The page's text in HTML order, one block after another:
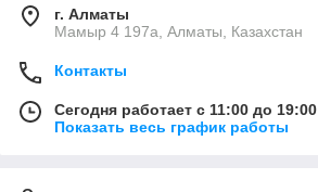
г. Алматы
Мамыр 4 197а, Алматы, Казахстан
Контакты
Сегодня работает с 11:00 до 19:00
Показать весь график работы